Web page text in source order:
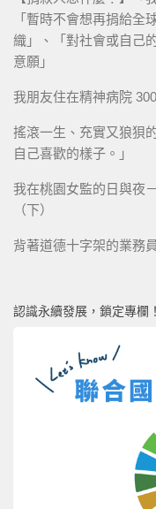
「暫時不會想再捐給全
織」、「對社會或自己
意願」
我朋友住在精神病院
搖滾一生、充實又狼狽
自己喜歡的樣子。」
我在桃園女監的日與夜
（下）
背著道德十字架的業務
認識永續發展，鎖定專欄！